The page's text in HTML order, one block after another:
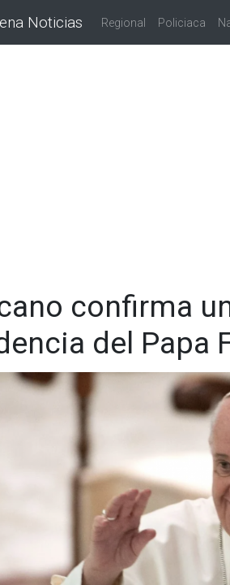
Noticias Regional Policiaca
confirma
del Papa